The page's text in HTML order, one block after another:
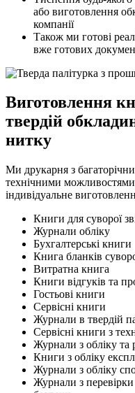
або виготовлення
компанії
Також ми готові
вже готових
Виготовлення
твердій
нитку
Ми друкарня з
технічними
індивідуальне
Книги для суворої
Журнали обліку
Бухгалтерські книги
Книга бланків
Витратна книга
Книги відгуків та
Гостьові книги
Сервісні книги
Журнали в твердій
Сервісні книги з
Журнали з обліку та
Книги з обліку
Журнали з обліку
Журнали з